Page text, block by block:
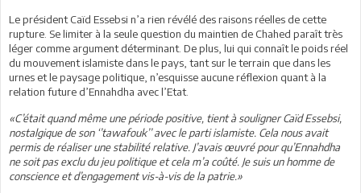
Le président Caïd Essebsi n’a rien révélé des raisons réelles de cette
rupture. Se limiter à la seule question du maintien de Chahed paraît très
léger comme argument déterminant. De plus, lui qui connaît le poids réel
du mouvement islamiste dans le pays, tant sur le terrain que dans les
urnes et le paysage politique, n’esquisse aucune réflexion quant à la
relation future d’Ennahdha avec l’Etat.
«C’était quand même une période positive, tient à souligner Caïd Essebsi,
nostalgique de son ‘’tawafouk’’ avec le parti islamiste. Cela nous avait
permis de réaliser une stabilité relative. J’avais œuvré pour qu’Ennahdha
ne soit pas exclu du jeu politique et cela m’a coûté. Je suis un homme de
conscience et d’engagement vis-à-vis de la patrie.»